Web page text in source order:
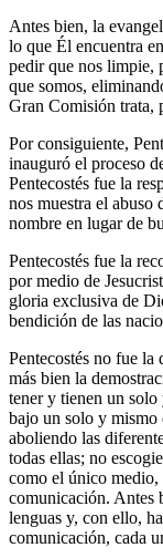
Antes bien, la
lo que Él encuentra
pedir que nos limpie,
que somos,
Gran Comisión trata,
Por consiguiente,
inauguró el proceso
Pentecostés fue la
nos muestra el abuso
nombre en lugar de
Pentecostés fue la
por medio de
gloria exclusiva de
bendición de las
Pentecostés no fue
más bien la
tener y tienen un
bajo un solo y mismo
aboliendo las
todas ellas; no
como el único medio,
comunicación. Antes
lenguas y, con ello,
comunicación, cada